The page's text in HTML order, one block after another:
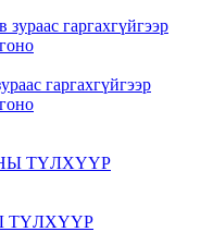
гаргахгүйгээр
ТҮЛХҮҮР